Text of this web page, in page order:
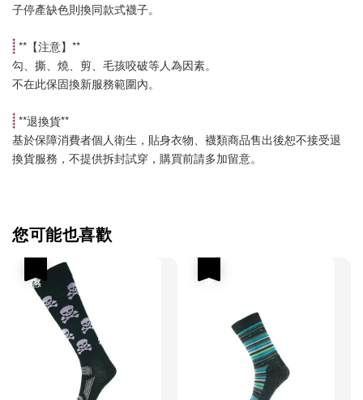
子停產缺色則換同款式襪子。
**【注意】**
勾、撕、燒、剪、毛孩咬破等人為因素。
不在此保固換新服務範圍內。
**退換貨**
基於保障消費者個人衛生，貼身衣物、襪類商品售出後恕不接受退
換貨服務，不提供拆封試穿，購買前請多加留意。
您可能也喜歡